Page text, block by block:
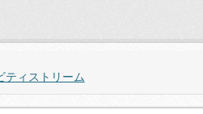
ィストリーム